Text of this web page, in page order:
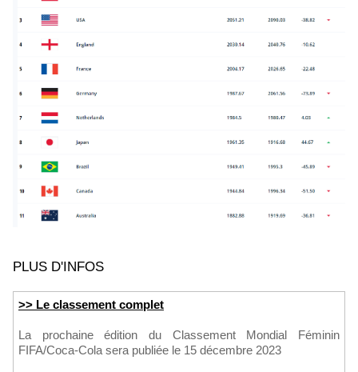
PLUS D'INFOS
>> Le classement complet
La prochaine édition du Classement Mondial Féminin
FIFA/Coca-Cola sera publiée le 15 décembre 2023